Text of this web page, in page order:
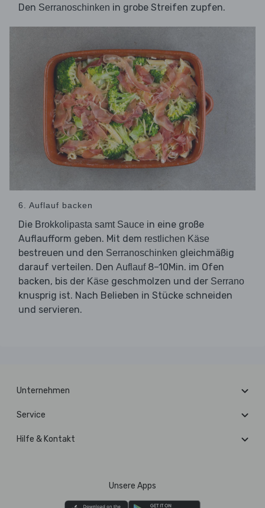
Den Serranoschinken in grobe Streifen zupfen.
6. Auflauf backen
Die Brokkolipasta samt Sauce in eine große
Auflaufform geben. Mit dem restlichen Käse
bestreuen und den Serranoschinken gleichmäßig
darauf verteilen. Den Auflauf8–10Min. im Ofen
backen, bis der Käse geschmolzen und der Serrano
knusprig ist. Nach Belieben in Stücke schneiden
und servieren.
Unternehmen
Service
Hilfe & Kontakt
Unsere Apps